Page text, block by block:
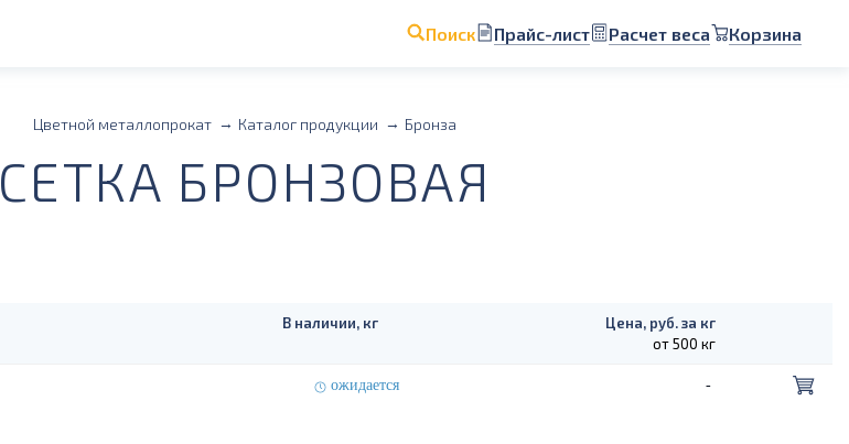
Поиск Прайс-лист Расчет веса Корзина
Цветной металлопрокат Каталог продукции Бронза
СЕТКА БРОНЗОВАЯ
В наличии, кг
Цена, руб. за кг
от 500 кг
ожидается -